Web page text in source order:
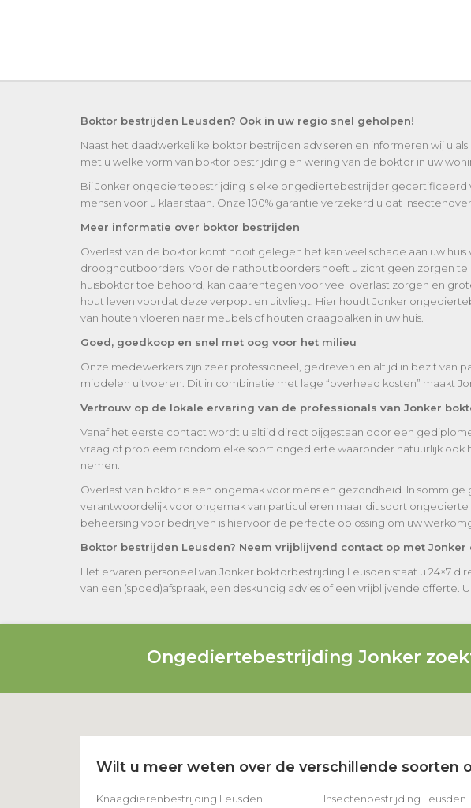
Boktor bestrijden Leusden? Ook in uw regio snel geholpen!
Naast het daadwerkelijke boktor bestrijden adviseren en informeren wij u
met u welke vorm van boktor bestrijding en wering van de boktor in uw
Bij Jonker ongediertebestrijding is elke ongediertebestrijder
mensen voor u klaar staan. Onze 100% garantie verzekerd u dat
Meer informatie over boktor bestrijden
Overlast van de boktor komt nooit gelegen het kan veel schade aan uw
drooghoutboorders. Voor de nathoutboorders hoeft u zicht geen zorgen
huisboktor toe behoord, kan daarentegen voor veel overlast zorgen en
hout leven voordat deze verpopt en uitvliegt. Hier houdt Jonker
van houten vloeren naar meubels of houten draagbalken in uw huis.
Goed, goedkoop en snel met oog voor het milieu
Onze medewerkers zijn zeer professioneel, gedreven en altijd in bezit van
middelen uitvoeren. Dit in combinatie met lage “overhead kosten” maakt
Vertrouw op de lokale ervaring van de professionals van Jonker
Vanaf het eerste contact wordt u altijd direct bijgestaan door een
vraag of probleem rondom elke soort ongedierte waaronder natuurlijk
nemen.
Overlast van boktor is een ongemak voor mens en gezondheid. In
verantwoordelijk voor ongemak van particulieren maar dit soort
beheersing voor bedrijven is hiervoor de perfecte oplossing om uw
Boktor bestrijden Leusden? Neem vrijblijvend contact op met
Het ervaren personeel van Jonker boktorbestrijding Leusden staat u 24×7
van een (spoed)afspraak, een deskundig advies of een vrijblijvende offerte.
Ongediertebestrijding Jonker
Wilt u meer weten over de verschillende soorten
Knaagdierenbestrijding Leusden
Insectenbestrijding Leusden